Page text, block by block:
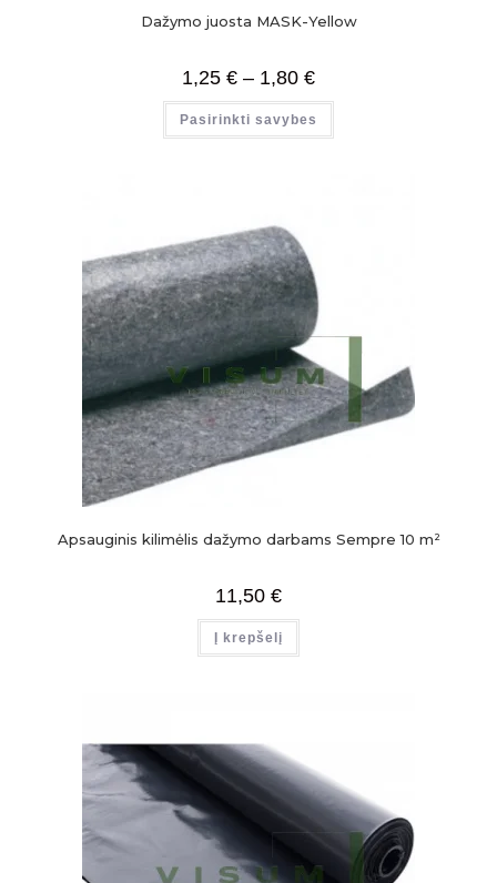
Dažymo juosta MASK-Yellow
1,25 € – 1,80 €
Pasirinkti savybes
Apsauginis kilimėlis dažymo darbams Sempre 10 m²
11,50 €
Į krepšelį